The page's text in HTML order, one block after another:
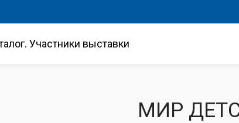
Участники выставки
МИР